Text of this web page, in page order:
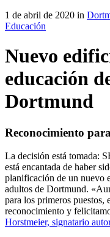
1 de abril de 2020 in
Educación
Nuevo
educación
Dortmund
Reconocimiento
La decisión está tomada:
está encantada de haber
planificación de un nuevo
adultos de Dortmund.
para los primeros puestos,
reconocimiento y
Horstmeier, signatario